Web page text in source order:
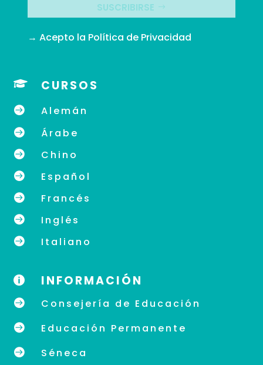
SUSCRIBIRSE
→ Acepto la Política de Privacidad
 CURSOS
 Alemán
 Árabe
 Chino
 Español
 Francés
 Inglés
 Italiano
 INFORMACIÓN
 Consejería de Educación
 Educación Permanente
 Séneca